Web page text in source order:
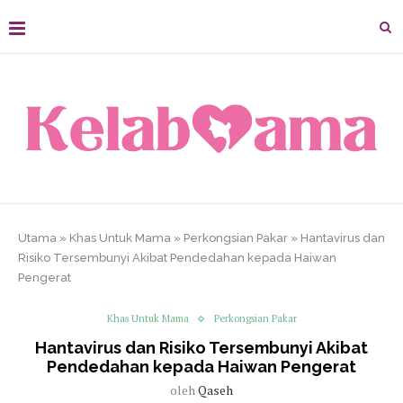
Utama » Khas Untuk Mama » Perkongsian Pakar » Hantavirus dan
Risiko Tersembunyi Akibat Pendedahan kepada Haiwan
Pengerat
Khas Untuk Mama Perkongsian Pakar
Hantavirus dan Risiko Tersembunyi Akibat
Pendedahan kepada Haiwan Pengerat
olehQaseh